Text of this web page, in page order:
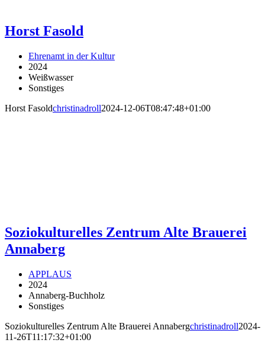
Horst Fasold
Ehrenamt in der Kultur
2024
Weißwasser
Sonstiges
Horst Fasoldchristinadroll2024-12-06T08:47:48+01:00
Soziokulturelles Zentrum Alte Brauerei
Annaberg
APPLAUS
2024
Annaberg-Buchholz
Sonstiges
Soziokulturelles Zentrum Alte Brauerei Annabergchristinadroll2024-
11-26T11:17:32+01:00